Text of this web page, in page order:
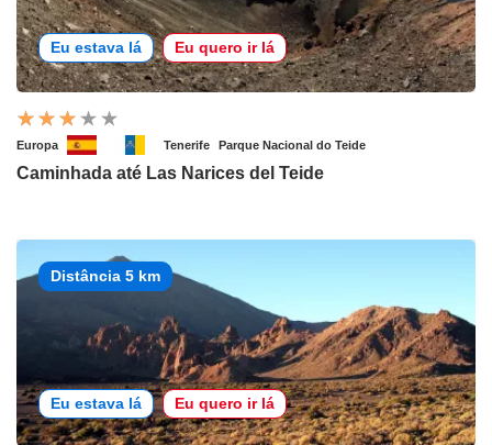
Eu estava lá Eu quero ir lá
Europa Tenerife Parque Nacional do Teide
Caminhada até Las Narices del Teide
Distância 5 km
Eu estava lá Eu quero ir lá